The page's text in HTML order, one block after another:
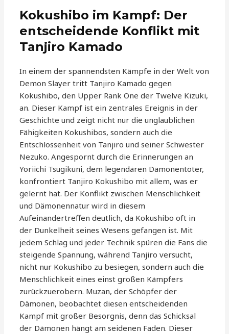
Kokushibo im Kampf: Der
entscheidende Konflikt mit
Tanjiro Kamado
In einem der spannendsten Kämpfe in der Welt von
Demon Slayer tritt Tanjiro Kamado gegen
Kokushibo, den Upper Rank One der Twelve Kizuki,
an. Dieser Kampf ist ein zentrales Ereignis in der
Geschichte und zeigt nicht nur die unglaublichen
Fähigkeiten Kokushibos, sondern auch die
Entschlossenheit von Tanjiro und seiner Schwester
Nezuko. Angespornt durch die Erinnerungen an
Yoriichi Tsugikuni, dem legendären Dämonentöter,
konfrontiert Tanjiro Kokushibo mit allem, was er
gelernt hat. Der Konflikt zwischen Menschlichkeit
und Dämonennatur wird in diesem
Aufeinandertreffen deutlich, da Kokushibo oft in
der Dunkelheit seines Wesens gefangen ist. Mit
jedem Schlag und jeder Technik spüren die Fans die
steigende Spannung, während Tanjiro versucht,
nicht nur Kokushibo zu besiegen, sondern auch die
Menschlichkeit eines einst großen Kämpfers
zurückzuerobern. Muzan, der Schöpfer der
Dämonen, beobachtet diesen entscheidenden
Kampf mit großer Besorgnis, denn das Schicksal
der Dämonen hängt am seidenen Faden. Dieser